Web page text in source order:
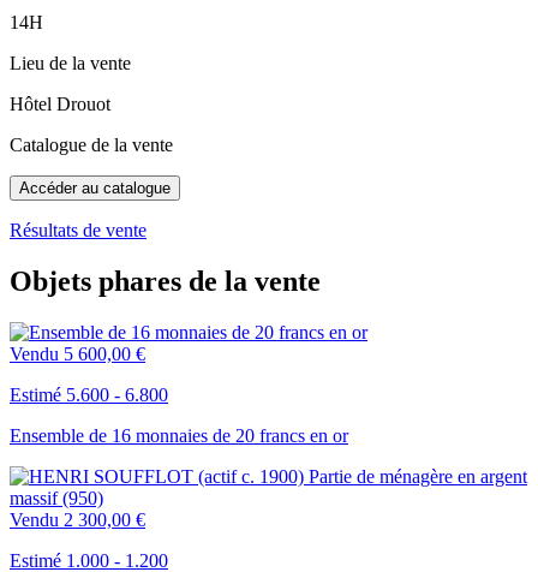
14H
Lieu de la vente
Hôtel Drouot
Catalogue de la vente
Accéder au catalogue
Résultats de vente
Objets phares de la vente
Vendu 5 600,00 €
Estimé 5.600 - 6.800
Ensemble de 16 monnaies de 20 francs en or
Vendu 2 300,00 €
Estimé 1.000 - 1.200